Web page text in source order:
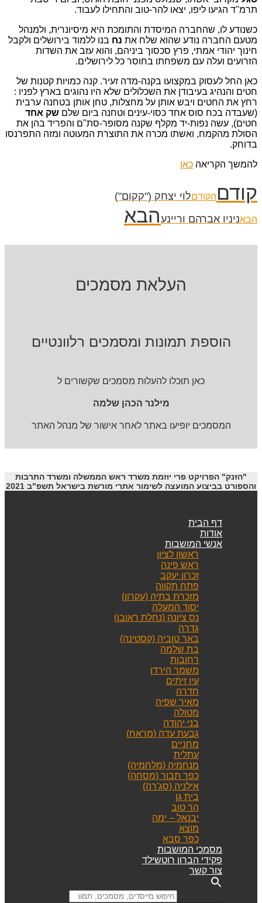
תרמ"ד הגיעו ליפו, יצאו להר-טוב והתחילו לעבוד.
כשנודע לו, שהחברה המיסדת והתומכת היא מיסיונרית, ולמנהל
מטעם החברה נודע שהוא שלח את נח בנו ללמוד בירושלים ולקבל
חינוך יהודי אמתי, פרץ סכסוך ביניהם, והוא עזב את השדות
הזרועים ועלה עם משפחתו בחוסר כל לירושלים.
כאן החל לעסוק במקצועו בקנה-מדה זעיר. קנה כמויות קטנות של
חטים והנהיג בעיבודן את השכלולים שלא היו נהוגים בארץ לפניו :
רחץ את החטים ויבש אותן על מחצלות, טחן אותן בטחנה ערבית
(שעבדה בכח סוס אחד כסוי-עינים וטחנה ביום שלם שק אחד
חטים), עשה נפות-יד מקלף שקנה מסופר-סת"ם והפריד בהן את
הסולת מהקמח, ואשתו מכרה את התוצרת המעוטה ומזה התפרנסו
בדוחק.
להמשך הקריאה כאן
קודם הקודםלוי יצחק ("קקום")
הבאניניו אברהם וריינעהבא
העלאת מסמכים
הוספת תמונות ומסמכים רלוונטיים
כאן תוכלו להעלות מסמכים שקשורים ל
מילנר הכהן שלמה
המסמכים יופיעו באתר לאחר אישור של מנהל האתר
"הזנק" הפרויקט פרי יוזמת משרד ראש הממשלה ומשרד התרבות
והספורט בביצוע המועצה לשימור אתרי מורשת בישראל תשפ"ב 2021
דף הבית
אודות
אנשי המושבות
ראשון לציון
ראש פינה
זכרון יעקב
פתח תקווה
מזכרת בתיה (עקרון)
יסוד המעלה
נס ציונה (נחלת ראובן)
גדרה
באר טוביה (קסטינה)
בת שלמה
רחובות
משמר הירדן
עין זיתים
חדרה
מאיר שפיה
מטולה
בני יהודה
גבעת עדה (מראח)
מחניים
עתלית
מנחמיה (מלחמיה)
כפר תבור (מסחה)
אילניה (סג'רה)
בית גן
הר טוב
יבנאל – ימה
מוצא
כפר סבא
מסמכי המושבות
פקידי הברון רוטשילד
צור קשר